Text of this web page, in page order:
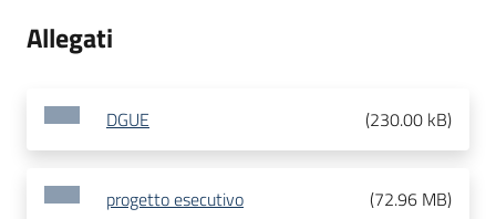
Allegati
DGUE (230.00 kB)
progetto esecutivo (72.96 MB)